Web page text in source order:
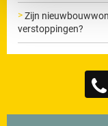
Zijn
verstoppingen?